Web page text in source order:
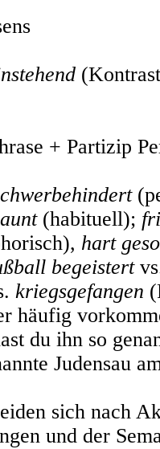
+ Partizip
(habituell);
hart
begeistert
kriegsgefangen
häufig
du ihn so
Judensau
sich nach
und der